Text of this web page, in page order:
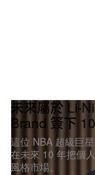
未來屬於 Li-
Brand 簽下
這位 NBA 超級巨
在未來 10 年把個
風格市場。